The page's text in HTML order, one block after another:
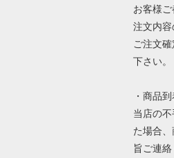
お客様
注文内容
ご注文
下さい。
・商品
当店の
た場合
旨ご連